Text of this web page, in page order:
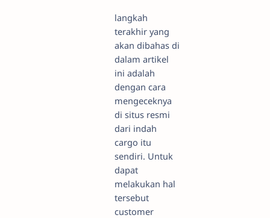
langkah
terakhir yang
akan dibahas di
dalam artikel
ini adalah
dengan cara
mengeceknya
di situs resmi
dari indah
cargo itu
sendiri. Untuk
dapat
melakukan hal
tersebut
customer